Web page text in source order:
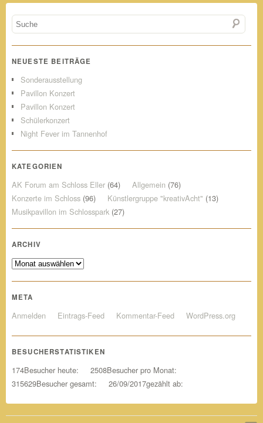
NEUESTE BEITRÄGE
Sonderausstellung
Pavillon Konzert
Pavillon Konzert
Schülerkonzert
Night Fever im Tannenhof
KATEGORIEN
AK Forum am Schloss Eller (64) Allgemein (76)
Konzerte im Schloss (96) Künstlergruppe "kreativAcht" (13)
Musikpavillon im Schlosspark (27)
ARCHIV
Archiv
META
Anmelden Eintrags-Feed Kommentar-Feed WordPress.org
BESUCHERSTATISTIKEN
174Besucher heute: 2508Besucher pro Monat:
315629Besucher gesamt: 26/09/2017gezählt ab: